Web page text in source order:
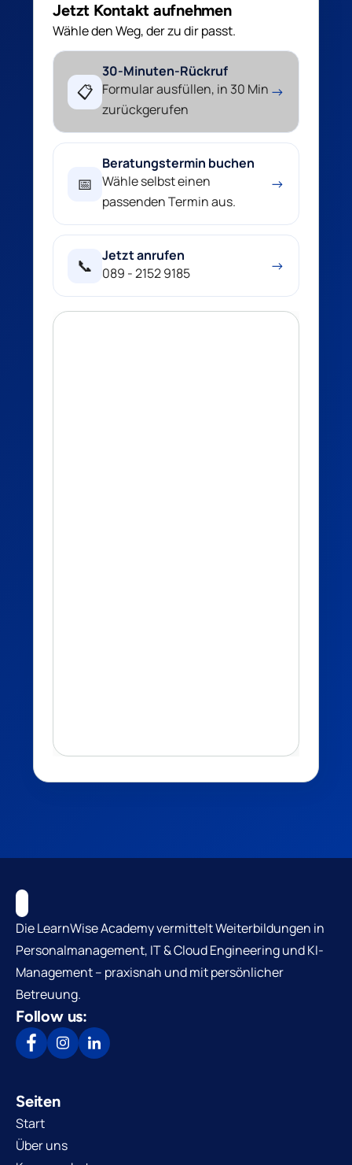
Jetzt Kontakt aufnehmen
Wähle den Weg, der zu dir passt.
📋
30-Minuten-Rückruf
Formular ausfüllen, in 30 Min
zurückgerufen
→
📅
Beratungstermin buchen
Wähle selbst einen
passenden Termin aus.
→
📞
Jetzt anrufen
089 - 2152 9185
→
Die LearnWise Academy vermittelt Weiterbildungen in
Personalmanagement, IT & Cloud Engineering und KI-
Management – praxisnah und mit persönlicher
Betreuung.
Follow us:
Seiten
Start
Über uns